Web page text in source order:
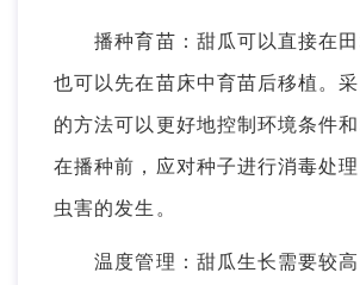
播种育苗：甜瓜可以直接在田
也可以先在苗床中育苗后移植。
的方法可以更好地控制环境条件和
在播种前，应对种子进行消毒处
虫害的发生。
温度管理：甜瓜生长需要较高